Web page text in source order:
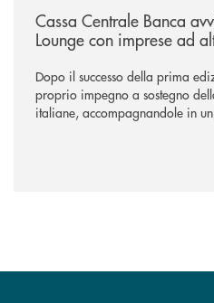
Cassa Centrale Banca
Lounge con imprese ad
Dopo il successo della prima
proprio impegno a sostegno
italiane, accompagnandole in